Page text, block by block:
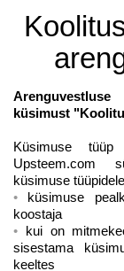
Arenguvestluse
küsimust
Küsimuse tüüp
Upsteem.com
küsimuse
küsimuse
koostaja
kui on
sisestama
keeltes